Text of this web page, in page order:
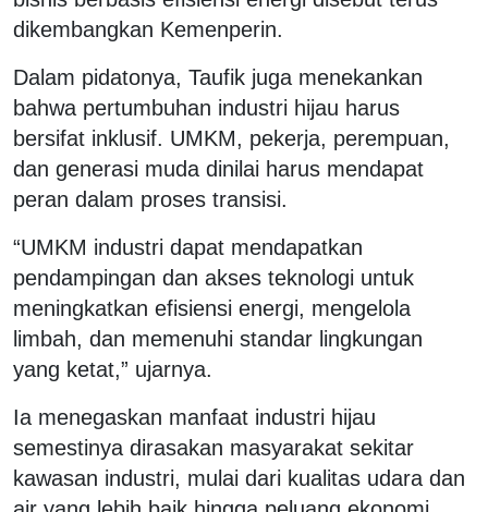
dikembangkan Kemenperin.
Dalam pidatonya, Taufik juga menekankan
bahwa pertumbuhan industri hijau harus
bersifat inklusif. UMKM, pekerja, perempuan,
dan generasi muda dinilai harus mendapat
peran dalam proses transisi.
“UMKM industri dapat mendapatkan
pendampingan dan akses teknologi untuk
meningkatkan efisiensi energi, mengelola
limbah, dan memenuhi standar lingkungan
yang ketat,” ujarnya.
Ia menegaskan manfaat industri hijau
semestinya dirasakan masyarakat sekitar
kawasan industri, mulai dari kualitas udara dan